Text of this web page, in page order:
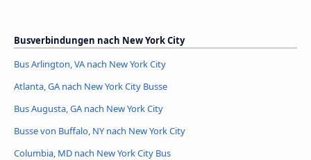
Busverbindungen nach New York City
Bus Arlington, VA nach New York City
Atlanta, GA nach New York City Busse
Bus Augusta, GA nach New York City
Busse von Buffalo, NY nach New York City
Columbia, MD nach New York City Bus